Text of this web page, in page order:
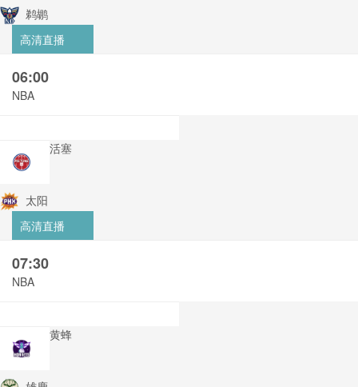
鹈鹕
高清直播
06:00
NBA
活塞
太阳
高清直播
07:30
NBA
黄蜂